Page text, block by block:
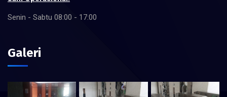
Senin - Sabtu 08:00 - 17:00
Galeri